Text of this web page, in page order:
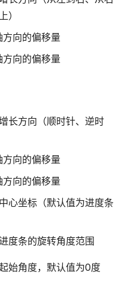
）
方向的偏移量
方向的偏移量
长方向（顺时针、逆时
方向的偏移量
方向的偏移量
心坐标（默认值为进度条
度条的旋转角度范围
始角度，默认值为0度